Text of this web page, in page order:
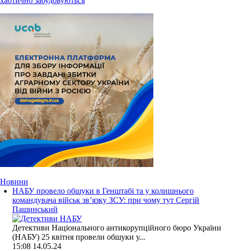
Новини
НАБУ провело обшуки в Генштабі та у колишнього
командувача військ зв’язку ЗСУ: при чому тут Сергій
Пашинський
Детективи Національного антикорупційного бюро України
(НАБУ) 25 квітня провели обшуки у...
15:08 14.05.24